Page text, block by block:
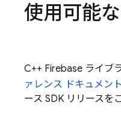
使用可能
C++ Firebase ライブ
ァレンス ドキュメント
ース SDK リリースを